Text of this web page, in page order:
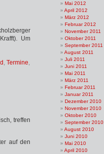
Um
, Termine,
treffen
auf den
Mai 2012
April 2012
März 2012
Februar 2012
November 2011
Oktober 2011
September 2011
August 2011
Juli 2011
Juni 2011
Mai 2011
März 2011
Februar 2011
Januar 2011
Dezember 2010
November 2010
Oktober 2010
September 2010
August 2010
Juni 2010
Mai 2010
April 2010